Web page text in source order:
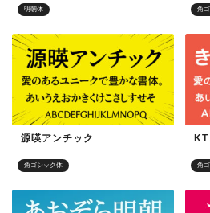
明朝体 角
角ゴシック体
源暎アンチック
角